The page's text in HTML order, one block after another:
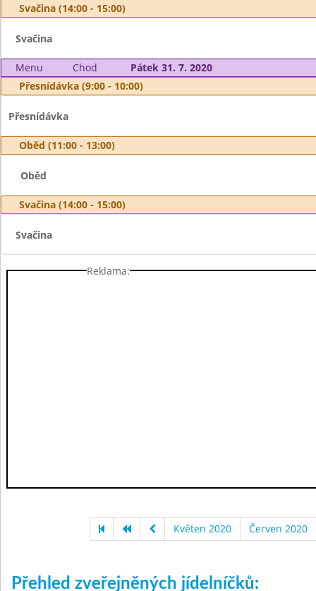
Svačina (14:00 - 15:00)
Svačina
Menu Chod
Pátek 31. 7. 2020
Přesnídávka (9:00 - 10:00)
Přesnídávka
Oběd (11:00 - 13:00)
Oběd
Svačina (14:00 - 15:00)
Svačina
Reklama:
Květen 2020 Červen 2020
Přehled zveřejněných jídelníčků: